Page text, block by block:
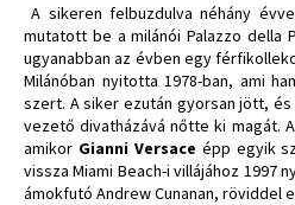
A sikeren felbuzdulva néhány
mutatott be a milánói Palazzo della
ugyanabban az évben egy
Milánóban nyitotta 1978-ban, ami
szert. A siker ezután gyorsan jött,
vezető divatházává nőtte ki magát.
amikor Gianni Versace épp egyik
vissza Miami Beach-i villájához 1997
ámokfutó Andrew Cunanan, röviddel